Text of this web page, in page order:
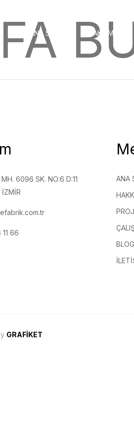
ANA SAYFA HAKKIMIZDA
MH. 6096 SK. NO:6 D:11
İZMIR
66
ANA
BLOG
GRAFIKET